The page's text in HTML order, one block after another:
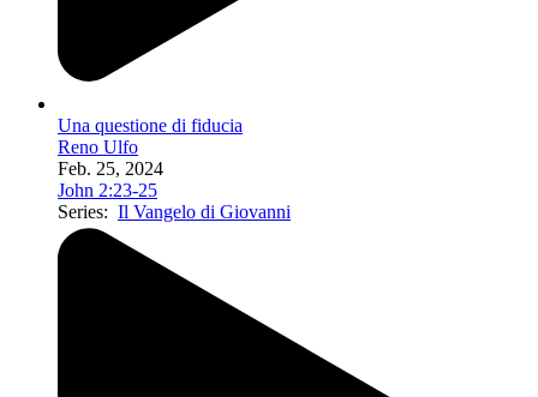
Una questione di fiducia
Reno Ulfo
Feb. 25, 2024
John 2:23-25
Series: Il Vangelo di Giovanni